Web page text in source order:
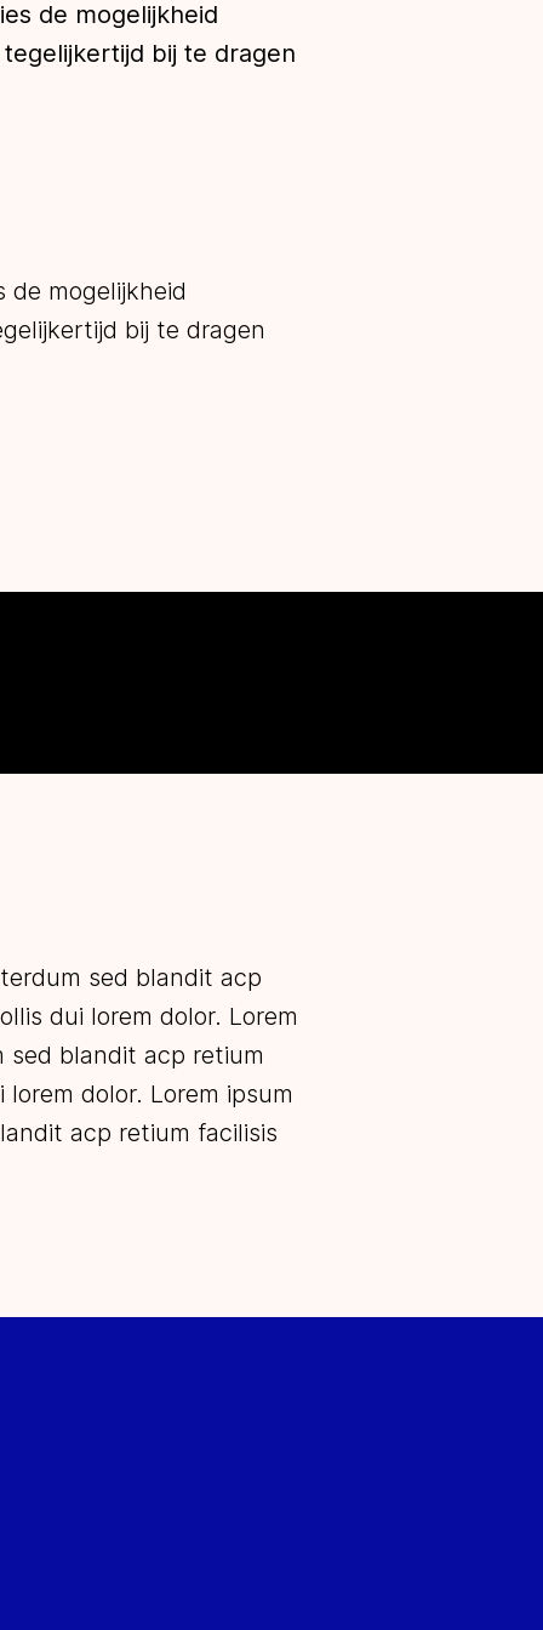
de mogelijkheid
bij te dragen
de mogelijkheid
bij te dragen
sed blandit acp
dui lorem dolor. Lorem
sed blandit acp retium
dolor. Lorem ipsum
acp retium facilisis